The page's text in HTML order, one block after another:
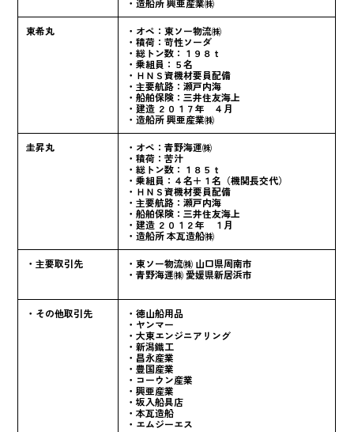
・造船所 興亜産業㈱
東希丸
・オペ：東ソー物流㈱
・積荷：苛性ソーダ
・総トン数：１９８ｔ
・乗組員：５名
・ＨＮＳ資機材要員配備
・主要航路：瀬戸内海
・船舶保険：三井住友海上
・建造 ２０１７年 ４月
・造船所 興亜産業㈱
圭昇丸
・オペ：青野海運㈱
・積荷：苦汁
・総トン数：１８５ｔ
・乗組員：４名＋１名（機関長交代）
・ＨＮＳ資機材要員配備
・主要航路：瀬戸内海
・船舶保険：三井住友海上
・建造 ２０１２年 １月
・造船所 本瓦造船㈱
・主要取引先
・東ソー物流㈱ 山口県周南市
・青野海運㈱ 愛媛県新居浜市
・その他取引先
・徳山船用品
・ヤンマー
・大東エンジニアリング
・新潟鐵工
・昌永産業
・豊国産業
・コーウン産業
・興亜産業
・坂入船具店
・本瓦造船
・エムジーエス